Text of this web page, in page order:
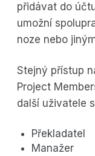
přidávat do
umožní
noze nebo
Stejný přístup
Project
další uživatele
Překladatel
Manažer